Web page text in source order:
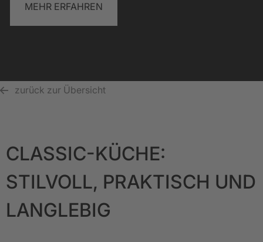
MEHR ERFAHREN
zurück zur Übersicht
CLASSIC-KÜCHE:
STILVOLL, PRAKTISCH UND
LANGLEBIG